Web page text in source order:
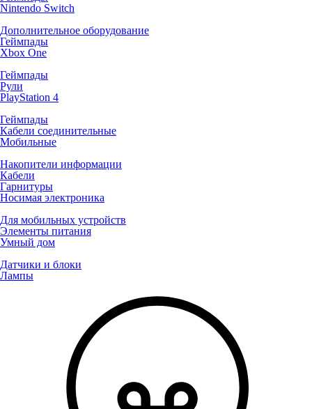
Nintendo Switch
Дополнительное оборудование
Геймпады
Xbox One
Геймпады
Рули
PlayStation 4
Геймпады
Кабели соединительные
Мобильные
Накопители информации
Кабели
Гарнитуры
Носимая электроника
Для мобильных устройств
Элементы питания
Умный дом
Датчики и блоки
Лампы